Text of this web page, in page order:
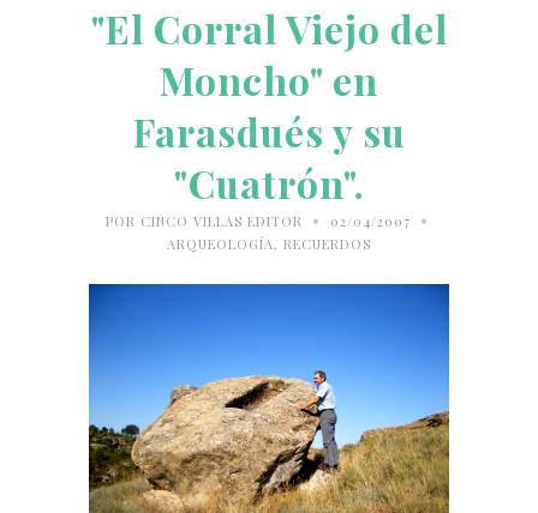
"El Corral Viejo del
Moncho" en
Farasdués y su
"Cuatrón".
POR CINCO VILLAS EDITOR • 02/04/2007 •
ARQUEOLOGÍA , RECUERDOS